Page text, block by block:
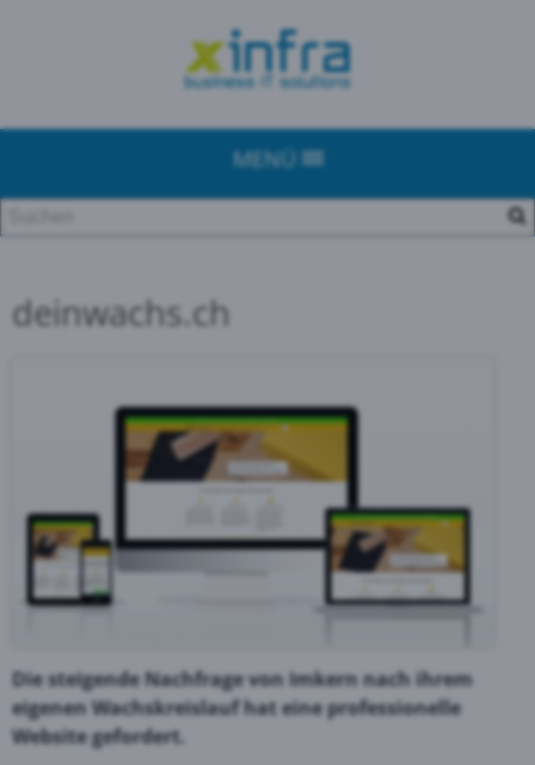
MENÜ
deinwachs.ch
Die steigende Nachfrage von Imkern nach ihrem
eigenen Wachskreislauf hat eine professionelle
Website gefordert.